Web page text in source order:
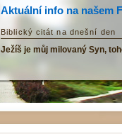
Aktuální info na našem
Biblický citát na dnešní den
Ježíš je můj milovaný Syn,